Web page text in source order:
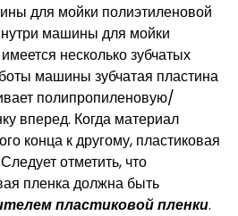
для мойки полиэтиленовой
машины для мойки
несколько зубчатых
машины зубчатая пластина
полипропиленовую/
вперед. Когда материал
конца к другому, пластиковая
отметить, что
пленка должна быть
пластиковой пленки.